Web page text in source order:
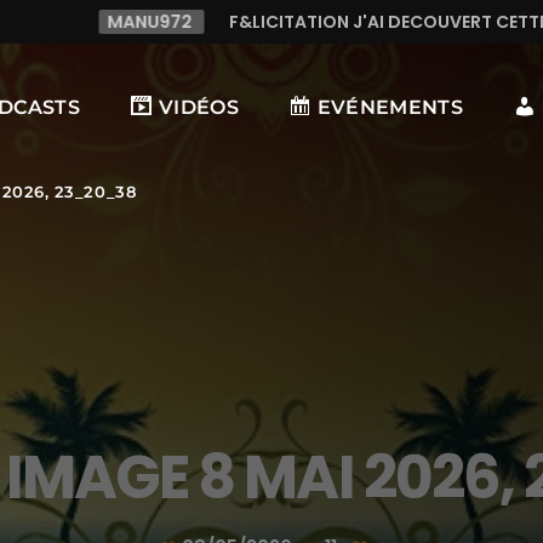
F&LICITATION J'AI DECOUVERT CETTE RADIO C LE
VIDÉOS EVÉNEMENTS
23_20_38
8 MAI